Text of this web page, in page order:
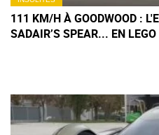
111 KM/H À GOODWOOD :
SADAIR’S SPEAR... EN